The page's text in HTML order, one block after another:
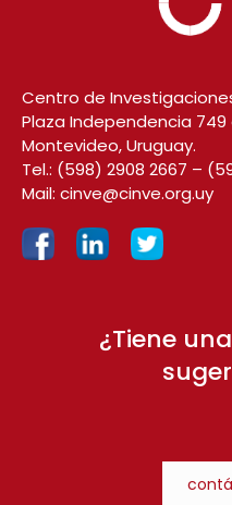
Centro de
Plaza Independencia 749
Montevideo, Uruguay.
Tel.: (598) 2908 2667 –
Mail: cinve@cinve.org.uy
¿Tiene